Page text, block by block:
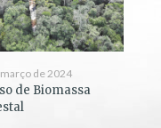
de 2024
de Biomassa